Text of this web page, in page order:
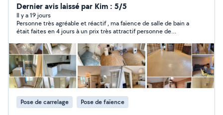
intérieure (peinture, placo, sols) * travaux extérieurs et
façades * nettoyage haute pression (terrasses, dallages,
murs) * petits travaux et finitions Travail sérieux, propre
et soigné, avec respect des délais et communication
simple. Intervention : Angoulême et alentours Devis
rapide et gratuit sur demande - plâtrerie * placo * murs *
plafonds * peinture * rénovation intérieure * revêtement
de sol * faux plafond * bandes à joints * parquet *
carrelage
Dernier avis laissé par Kim : 5/5
Il y a 19 jours
Personne très agréable et réactif , ma faïence de salle de bain a
était faites en 4 jours à un prix très attractif personne de
d’autre travaux les yeux fermé
Pose de carrelage Pose de faïence